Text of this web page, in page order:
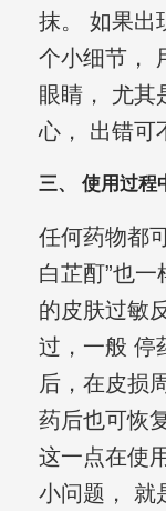
抹。 如果出
个小细节，
眼睛， 尤其
心， 出错可
三、 使用过程
任何药物都
白芷酊”也
的皮肤过敏
过，一般 停
后，在皮损
药后也可恢
这一点在使
小问题， 就